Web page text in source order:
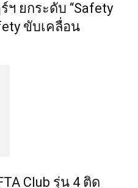
ยกระดับ “Safety
ขับเคลื่อน
Club รุ่น 4 ติด